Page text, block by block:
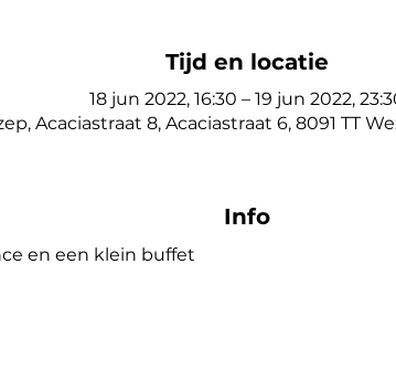
Tijd en locatie
18 jun 2022, 16:30 – 19 jun 2022,
Acaciastraat 8, Acaciastraat 6, 8091 TT
Info
en een klein buffet